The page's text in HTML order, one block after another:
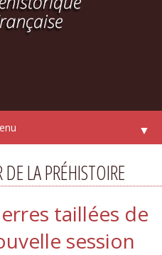
▼
LA PRÉHISTOIRE
taillées de
session